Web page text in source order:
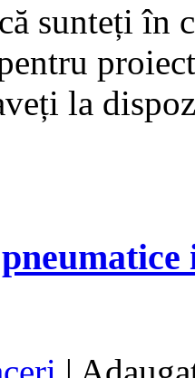
sunteți în
la